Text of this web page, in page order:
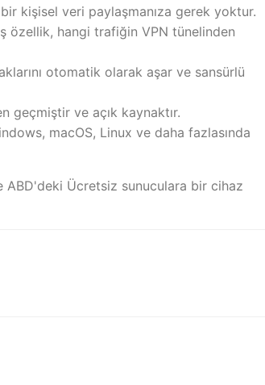
kişisel veri paylaşmanıza gerek yoktur.
özellik, hangi trafiğin VPN tünelinden
otomatik olarak aşar ve sansürlü
geçmiştir ve açık kaynaktır.
macOS, Linux ve daha fazlasında
ABD'deki Ücretsiz sunuculara bir cihaz